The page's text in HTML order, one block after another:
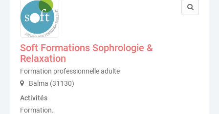
Soft Formations Sophrologie &
Relaxation
Formation professionnelle adulte
Balma (31130)
Activités
Formation.